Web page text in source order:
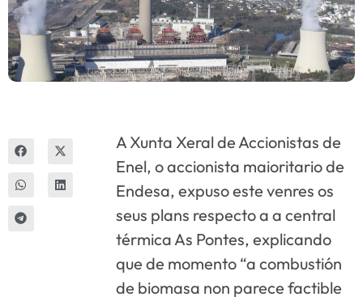
A Xunta Xeral de Accionistas de
Enel, o accionista maioritario de
Endesa, expuso este venres os
seus plans respecto a a central
térmica As Pontes, explicando
que de momento “a combustión
de biomasa non parece factible